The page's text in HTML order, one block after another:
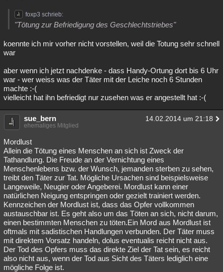
foxp3 schrieb:
"Tötung zur Befriedigung des Geschlechtstriebes"
koennte ich mir vorher nicht vorstellen, weil die Totung sehr schnell
war
aber wenn ich jetzt nachdenke - dass Handy-Ortung dort bis 6 Uhr
war - wer weiss was der Täter mit der Leiche noch 6 Stunden
machte :-(
vielleicht hat ihn befriedigt nur zusehen was er angestellt hat :-(
sue_bern 14.02.2014 um 21:18
ehemaliges Mitglied
Mordlust
Allein die Tötung eines Menschen an sich ist Zweck der
Tathandlung. Die Freude an der Vernichtung eines
Menschenlebens bzw. der Wunsch, jemanden sterben zu sehen,
treibt den Täter zur Tat. Mögliche Ursachen sind beispielsweise
Langeweile, Neugier oder Angeberei. Mordlust kann einer
natürlichen Neigung entspringen oder gezielt trainiert werden.
Kennzeichen der Mordlust ist, dass das Opfer vollkommen
austauschbar ist. Es geht also um das Töten an sich, nicht darum,
einen bestimmten Menschen zu töten.Ein Mord aus Mordlust ist
oftmals mit sadistischen Handlungen verbunden. Der Täter muss
mit direktem Vorsatz handeln, dolus eventualis reicht nicht aus.
Der Tod des Opfers muss das direkte Ziel der Tat sein, es reicht
also nicht aus, wenn der Tod aus Sicht des Täters lediglich eine
mögliche Folge ist.